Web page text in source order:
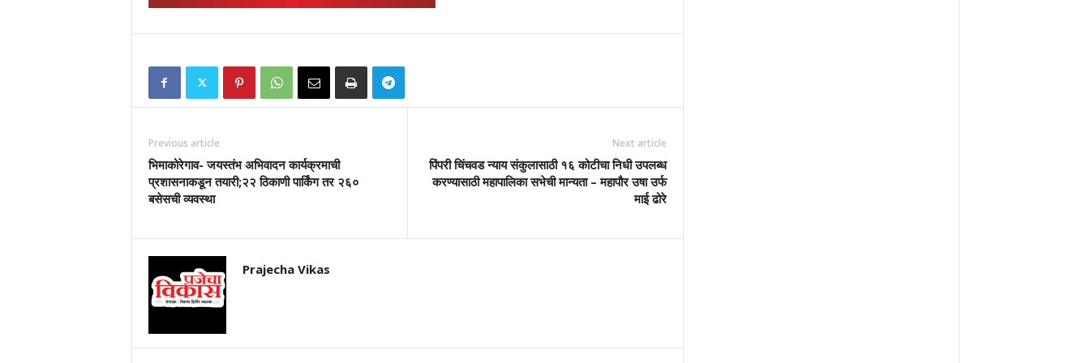
Previous article
भिमाकोरेगाव- जयस्तंभ अभिवादन कार्यक्रमाची
प्रशासनाकडून तयारी;२२ ठिकाणी पार्किंग तर २६०
बसेसची व्यवस्था
Next article
पिंपरी चिंचवड न्याय संकुलासाठी १६ कोटीचा निधी उपलब्ध
करण्यासाठी महापालिका सभेची मान्यता – महापौर उषा उर्फ
माई ढोरे
Prajecha Vikas